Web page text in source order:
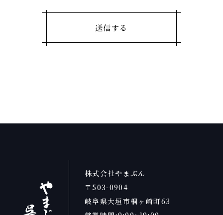
株式会社やまぶん
〒503-0904
岐阜県大垣市桐ヶ崎町63